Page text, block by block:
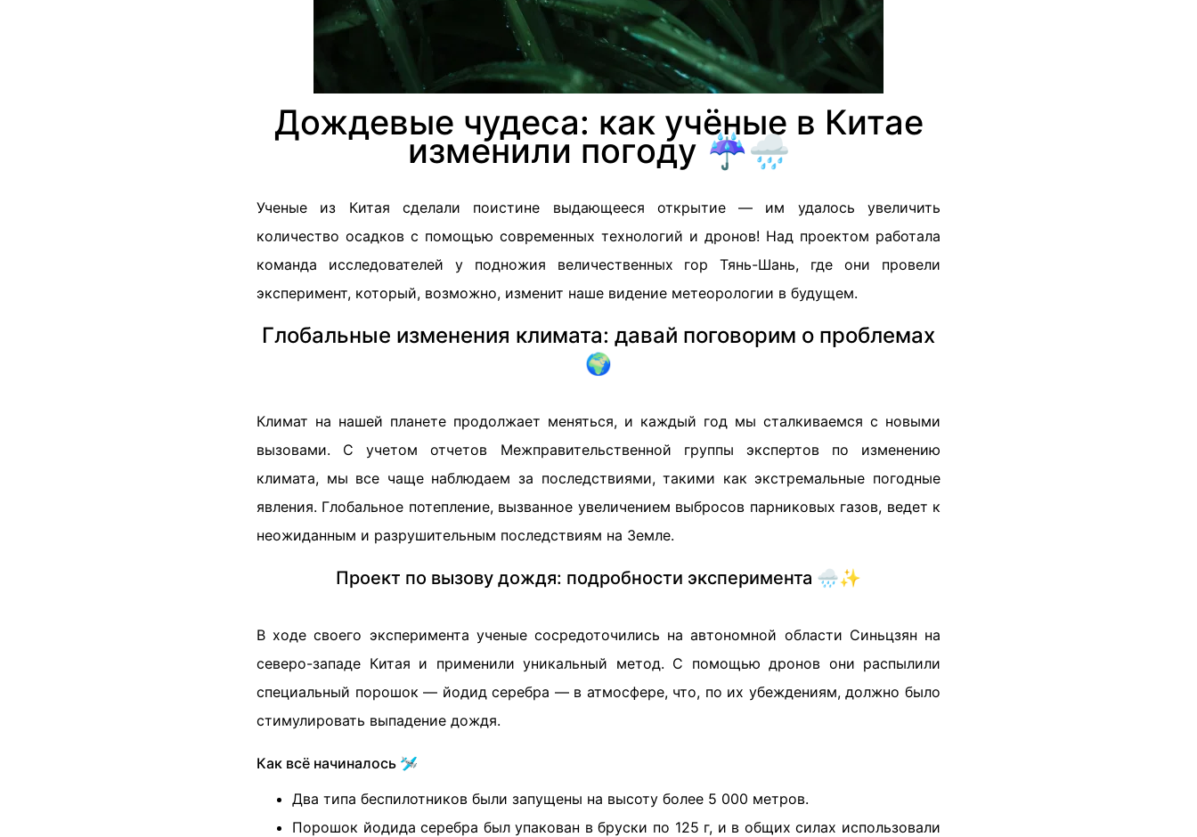
Дождевые чудеса: как учёные в Китае
изменили погоду ☔🌧️
Ученые из Китая сделали поистине выдающееся открытие — им удалось увеличить
количество осадков с помощью современных технологий и дронов! Над проектом работала
команда исследователей у подножия величественных гор Тянь-Шань, где они провели
эксперимент, который, возможно, изменит наше видение метеорологии в будущем.
Глобальные изменения климата: давай поговорим о проблемах
🌍
Климат на нашей планете продолжает меняться, и каждый год мы сталкиваемся с новыми
вызовами. С учетом отчетов Межправительственной группы экспертов по изменению
климата, мы все чаще наблюдаем за последствиями, такими как экстремальные погодные
явления. Глобальное потепление, вызванное увеличением выбросов парниковых газов, ведет к
неожиданным и разрушительным последствиям на Земле.
Проект по вызову дождя: подробности эксперимента 🌧️✨
В ходе своего эксперимента ученые сосредоточились на автономной области Синьцзян на
северо-западе Китая и применили уникальный метод. С помощью дронов они распылили
специальный порошок — йодид серебра — в атмосфере, что, по их убеждениям, должно было
стимулировать выпадение дождя.
Как всё начиналось 🛩️
Два типа беспилотников были запущены на высоту более 5 000 метров.
Порошок йодида серебра был упакован в бруски по 125 г, и в общих силах использовали